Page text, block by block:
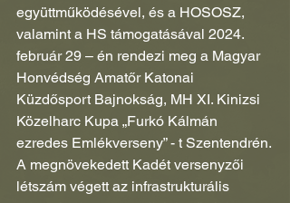
együttműködésével, és a HOSOSZ,
valamint a HS támogatásával 2024.
február 29 – én rendezi meg a Magyar
Honvédség Amatőr Katonai
Küzdősport Bajnokság, MH XI. Kinizsi
Közelharc Kupa „Furkó Kálmán
ezredes Emlékverseny” - t Szentendrén.
A megnövekedett Kadét versenyzői
létszám végett az infrastrukturális